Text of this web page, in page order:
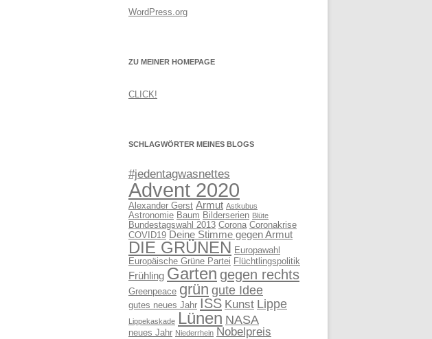
WordPress.org
ZU MEINER HOMEPAGE
CLICK!
SCHLAGWÖRTER MEINES BLOGS
#jedentagwasnettes
Advent 2020
Alexander Gerst Armut Astkubus
Astronomie Baum Bilderserien Blüte
Bundestagswahl 2013 Corona Coronakrise
COVID19 Deine Stimme gegen Armut
DIE GRÜNEN Europawahl
Europäische Grüne Partei Flüchtlingspolitik
Frühling Garten gegen rechts
Greenpeace grün gute Idee
gutes neues Jahr ISS Kunst Lippe
Lippekaskade Lünen NASA
neues Jahr Niederrhein Nobelpreis